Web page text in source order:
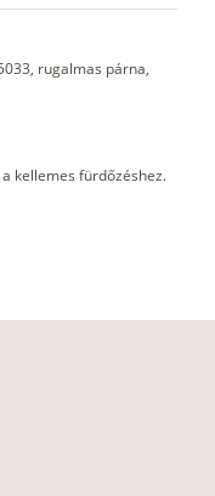
rugalmas párna,
kellemes fürdőzéshez.